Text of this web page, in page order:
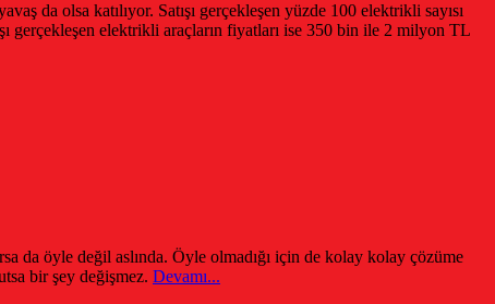
da olsa katılıyor. Satışı gerçekleşen yüzde 100 elektrikli sayısı
gerçekleşen elektrikli araçların fiyatları ise 350 bin ile 2 milyon TL
da öyle değil aslında. Öyle olmadığı için de kolay kolay çözüme
bir şey değişmez. Devamı...